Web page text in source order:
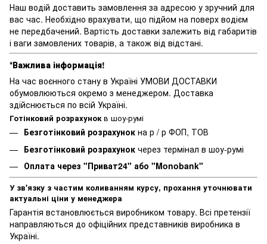
Наш водій доставить замовлення за адресою у зручний для
вас час. Необхідно врахувати, що підйом на поверх водієм
не передбачений. Вартість доставки залежить від габаритів
і ваги замовлених товарів, а також від відстані.
*Важлива інформація!
На час воєнного стану в Україні УМОВИ ДОСТАВКИ
обумовлюються окремо з менеджером. Доставка
здійснюється по всій Україні.
Готінковий розрахунокв шоу-румі
Безготінковий розрахунок на р / р ФОП, ТОВ
Безготінковий розрахунок через термінал в шоу-румі
Оплата через "Приват24" або "Monobank"
У зв'язку з частим коливанням курсу, прохання уточнювати
актуальні ціни у менеджера
Гарантія встановлюється виробником товару. Всі претензії
направляються до офіційних представників виробника в
Україні.